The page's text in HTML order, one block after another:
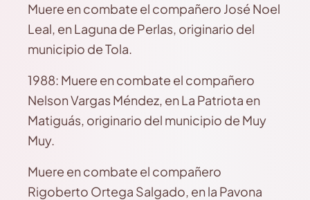
Muere en combate el compañero José Noel
Leal, en Laguna de Perlas, originario del
municipio de Tola.
1988: Muere en combate el compañero
Nelson Vargas Méndez, en La Patriota en
Matiguás, originario del municipio de Muy
Muy.
Muere en combate el compañero
Rigoberto Ortega Salgado, en la Pavona